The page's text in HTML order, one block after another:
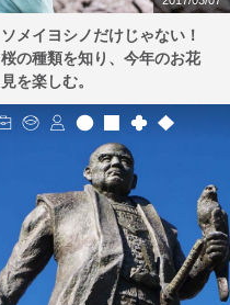
ソメイヨシノだけじゃない！
桜の種類を知り、今年のお花
見を楽しむ。